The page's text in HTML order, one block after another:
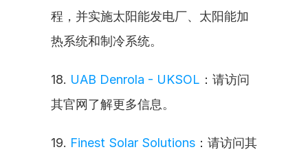
程，并实施太阳能发电厂、太阳能加
热系统和制冷系统。
18. UAB Denrola - UKSOL ：请访问
其官网了解更多信息。
19. Finest Solar Solutions ：请访问其